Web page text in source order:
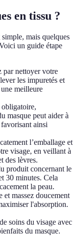
en tissu ?
mais quelques
un guide étape
par nettoyer votre
les impuretés et
meilleure
obligatoire,
masque peut aider à
ainsi
l’emballage et
visage, en veillant à
des lèvres.
produit concernant le
30 minutes. Cela
la peau.
et massez doucement
l'absorption.
soins du visage avec
du masque.